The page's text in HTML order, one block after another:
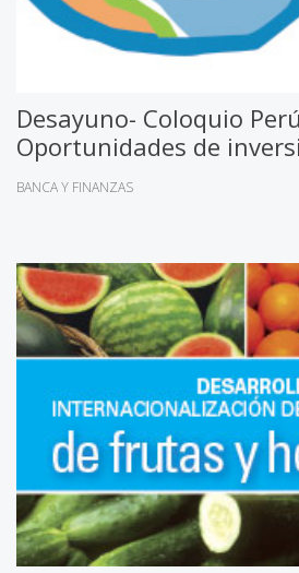
Desayuno- Coloquio
Oportunidades de
BANCA Y FINANZAS